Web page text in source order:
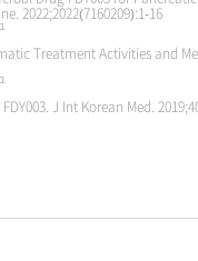
2022;2022(7160209):1-16
Treatment Activities and
J Int Korean Med.